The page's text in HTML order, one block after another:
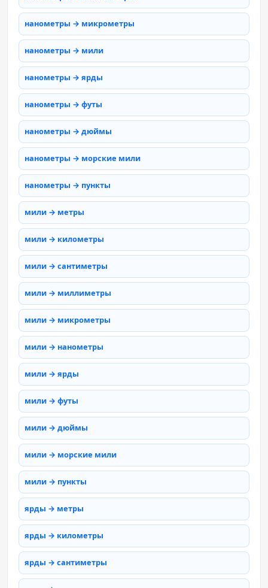
нанометры → микрометры
нанометры → мили
нанометры → ярды
нанометры → футы
нанометры → дюймы
нанометры → морские мили
нанометры → пункты
мили → метры
мили → километры
мили → сантиметры
мили → миллиметры
мили → микрометры
мили → нанометры
мили → ярды
мили → футы
мили → дюймы
мили → морские мили
мили → пункты
ярды → метры
ярды → километры
ярды → сантиметры